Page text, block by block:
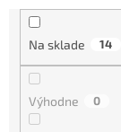
Na sklade 14
Výhodne 0